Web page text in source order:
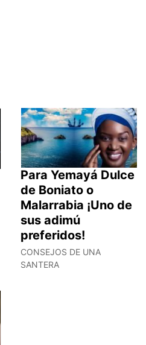
Para Yemayá Dulce
de Boniato o
Malarrabia ¡Uno de
sus adimú
preferidos!
CONSEJOS DE UNA
SANTERA